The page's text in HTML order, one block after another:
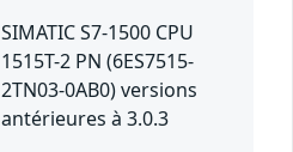
SIMATIC S7-1500 CPU
1515T-2 PN (6ES7515-
2TN03-0AB0) versions
antérieures à 3.0.3